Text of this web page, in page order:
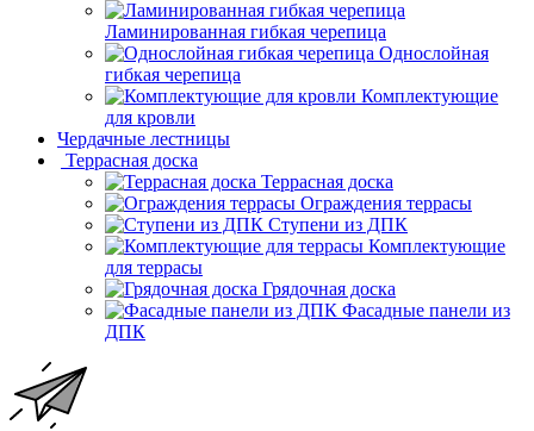
Ламинированная гибкая черепица
Однослойная
гибкая черепица
Комплектующие
для кровли
Чердачные лестницы
Террасная доска
Террасная доска
Ограждения террасы
Ступени из ДПК
Комплектующие
для террасы
Грядочная доска
Фасадные панели из
ДПК